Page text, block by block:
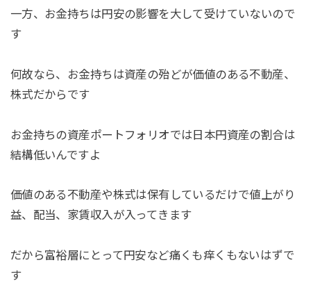
一方、お金持ちは円安の影響を大して受けていないので
す
何故なら、お金持ちは資産の殆どが価値のある不動産、
株式だからです
お金持ちの資産ポートフォリオでは日本円資産の割合は
結構低いんですよ
価値のある不動産や株式は保有しているだけで値上がり
益、配当、家賃収入が入ってきます
だから富裕層にとって円安など痛くも痒くもないはずで
す